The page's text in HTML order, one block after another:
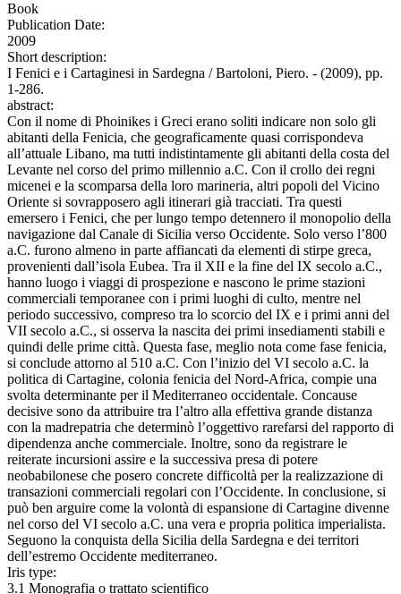
Book
Publication Date:
2009
Short description:
I Fenici e i Cartaginesi in Sardegna / Bartoloni, Piero. - (2009), pp.
1-286.
abstract:
Con il nome di Phoinikes i Greci erano soliti indicare non solo gli
abitanti della Fenicia, che geograficamente quasi corrispondeva
all’attuale Libano, ma tutti indistintamente gli abitanti della costa del
Levante nel corso del primo millennio a.C. Con il crollo dei regni
micenei e la scomparsa della loro marineria, altri popoli del Vicino
Oriente si sovrapposero agli itinerari già tracciati. Tra questi
emersero i Fenici, che per lungo tempo detennero il monopolio della
navigazione dal Canale di Sicilia verso Occidente. Solo verso l’800
a.C. furono almeno in parte affiancati da elementi di stirpe greca,
provenienti dall’isola Eubea. Tra il XII e la fine del IX secolo a.C.,
hanno luogo i viaggi di prospezione e nascono le prime stazioni
commerciali temporanee con i primi luoghi di culto, mentre nel
periodo successivo, compreso tra lo scorcio del IX e i primi anni del
VII secolo a.C., si osserva la nascita dei primi insediamenti stabili e
quindi delle prime città. Questa fase, meglio nota come fase fenicia,
si conclude attorno al 510 a.C. Con l’inizio del VI secolo a.C. la
politica di Cartagine, colonia fenicia del Nord-Africa, compie una
svolta determinante per il Mediterraneo occidentale. Concause
decisive sono da attribuire tra l’altro alla effettiva grande distanza
con la madrepatria che determinò l’oggettivo rarefarsi del rapporto di
dipendenza anche commerciale. Inoltre, sono da registrare le
reiterate incursioni assire e la successiva presa di potere
neobabilonese che posero concrete difficoltà per la realizzazione di
transazioni commerciali regolari con l’Occidente. In conclusione, si
può ben arguire come la volontà di espansione di Cartagine divenne
nel corso del VI secolo a.C. una vera e propria politica imperialista.
Seguono la conquista della Sicilia della Sardegna e dei territori
dell’estremo Occidente mediterraneo.
Iris type:
3.1 Monografia o trattato scientifico